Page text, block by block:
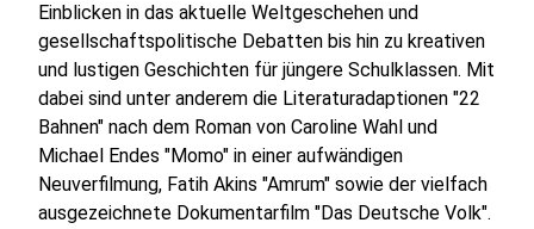
Einblicken in das aktuelle Weltgeschehen und
gesellschaftspolitische Debatten bis hin zu kreativen
und lustigen Geschichten für jüngere Schulklassen. Mit
dabei sind unter anderem die Literaturadaptionen "22
Bahnen" nach dem Roman von Caroline Wahl und
Michael Endes "Momo" in einer aufwändigen
Neuverfilmung, Fatih Akins "Amrum" sowie der vielfach
ausgezeichnete Dokumentarfilm "Das Deutsche Volk".